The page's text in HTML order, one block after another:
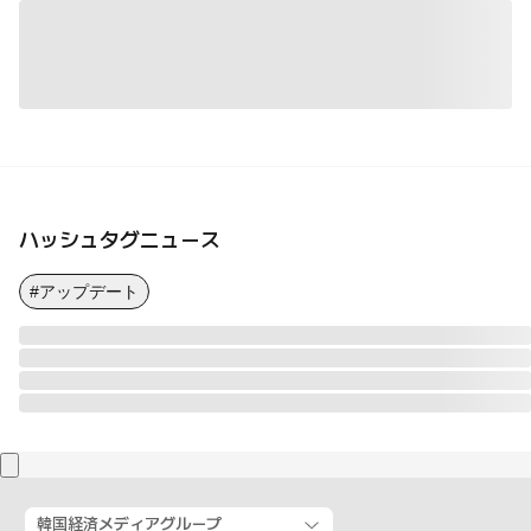
ハッシュタグニュース
#アップデート
韓国経済メディアグループ